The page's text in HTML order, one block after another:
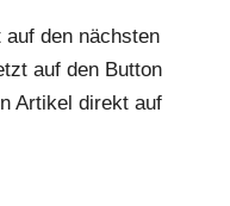
auf den nächsten
auf den Button
Artikel direkt auf